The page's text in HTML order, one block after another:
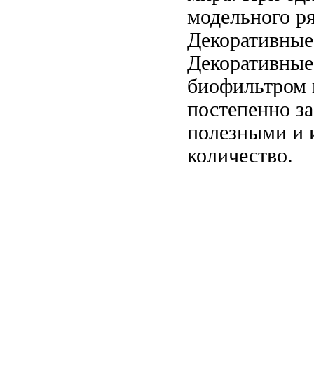
модельного
Декоративные
биофильтром
постепенно
полезными и
количество.